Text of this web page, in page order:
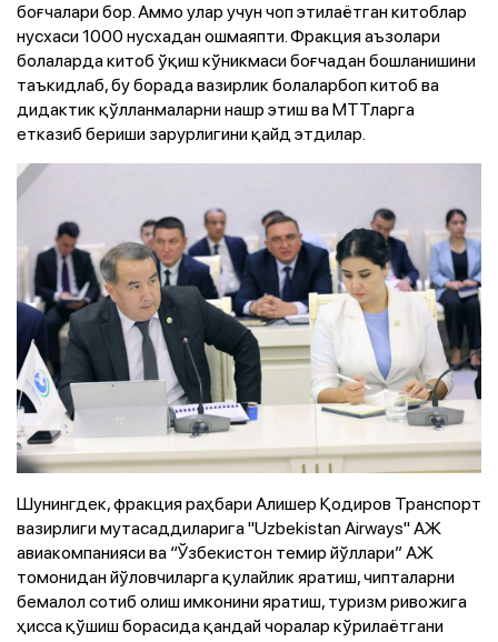
боғчалари бор. Аммо улар учун чоп этилаётган китоблар
нусхаси 1000 нусхадан ошмаяпти. Фракция аъзолари
болаларда китоб ўқиш кўникмаси боғчадан бошланишини
таъкидлаб, бу борада вазирлик болаларбоп китоб ва
дидактик қўлланмаларни нашр этиш ва МТТларга
етказиб бериши зарурлигини қайд этдилар.
Шунингдек, фракция раҳбари Алишер Қодиров Транспорт
вазирлиги мутасаддиларига "Uzbekistan Аirways" АЖ
авиакомпанияси ва “Ўзбекистон темир йўллари” АЖ
томонидан йўловчиларга қулайлик яратиш, чипталарни
бемалол сотиб олиш имконини яратиш, туризм ривожига
ҳисса қўшиш борасида қандай чоралар кўрилаётгани